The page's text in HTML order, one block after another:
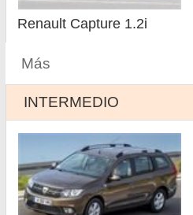
Renault Capture 1.2i
Más
INTERMEDIO